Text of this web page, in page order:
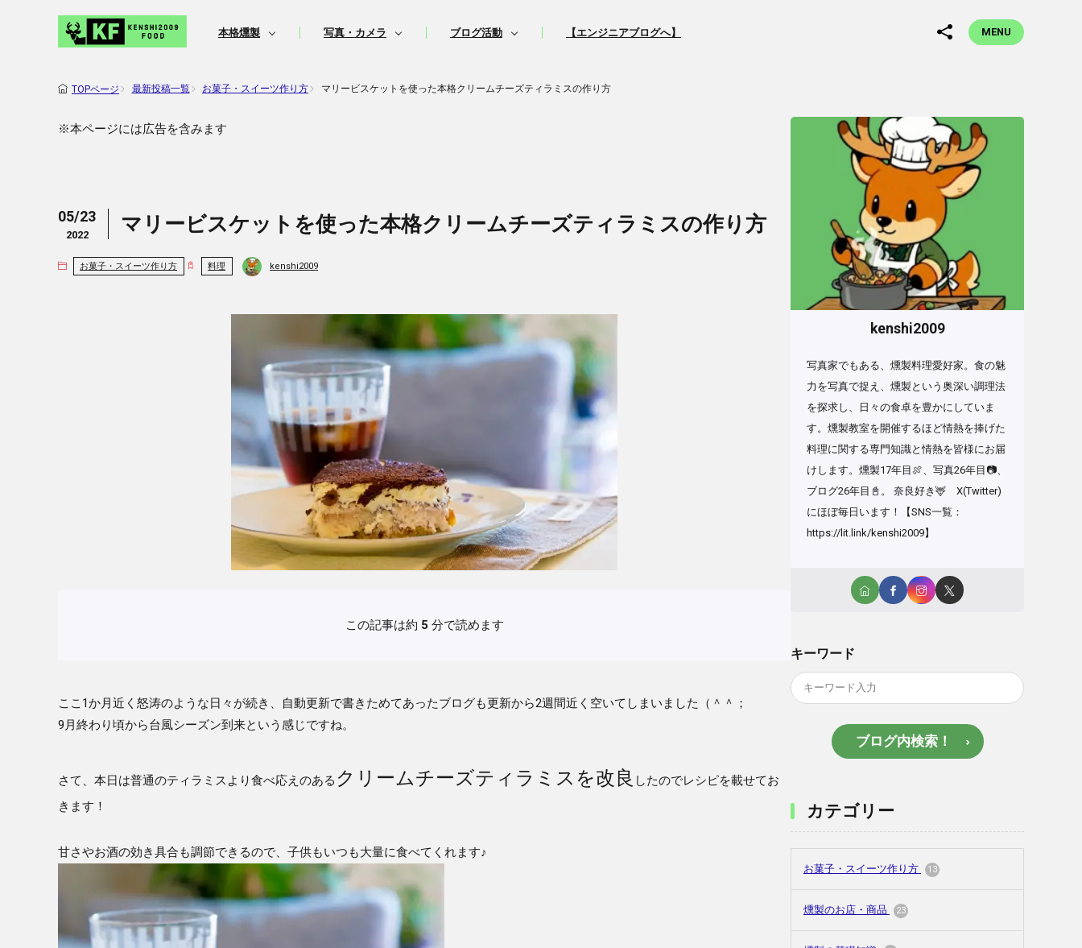
本格燻製 写真・カメラ ブログ活動 【エンジニアブログへ】 MENU
TOPページ 最新投稿一覧 お菓子・スイーツ作り方 マリービスケットを使った本格クリームチーズティラミスの作り方
※本ページには広告を含みます
05/23
2022 マリービスケットを使った本格クリームチーズティラミスの作り方
お菓子・スイーツ作り方 料理 kenshi2009
この記事は約 5 分で読めます
ここ1か月近く怒涛のような日々が続き、自動更新で書きためてあったブログも更新から2週間近く空いてしまいました（＾＾；
9月終わり頃から台風シーズン到来という感じですね。
さて、本日は普通のティラミスより食べ応えのある クリームチーズティラミスを改良 したのでレシピを載せてお
きます！
甘さやお酒の効き具合も調節できるので、子供もいつも大量に食べてくれます♪
kenshi2009
写真家でもある、燻製料理愛好家。食の魅
力を写真で捉え、燻製という奥深い調理法
を探求し、日々の食卓を豊かにしていま
す。燻製教室を開催するほど情熱を捧げた
料理に関する専門知識と情熱を皆様にお届
けします。燻製17年目🍖、写真26年目📷、
ブログ26年目📓。 奈良好き🦌 X(Twitter)
にほぼ毎日います！【SNS一覧：
https://lit.link/kenshi2009】
キーワード
ブログ内検索！
カテゴリー
お菓子・スイーツ作り方 13
燻製のお店・商品 23